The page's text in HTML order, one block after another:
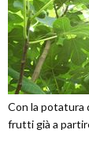
Con la potatura
frutti già a